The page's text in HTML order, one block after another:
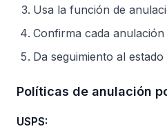
Usa la función de
Confirma cada anulación
Da seguimiento al
Políticas de anulación
USPS: